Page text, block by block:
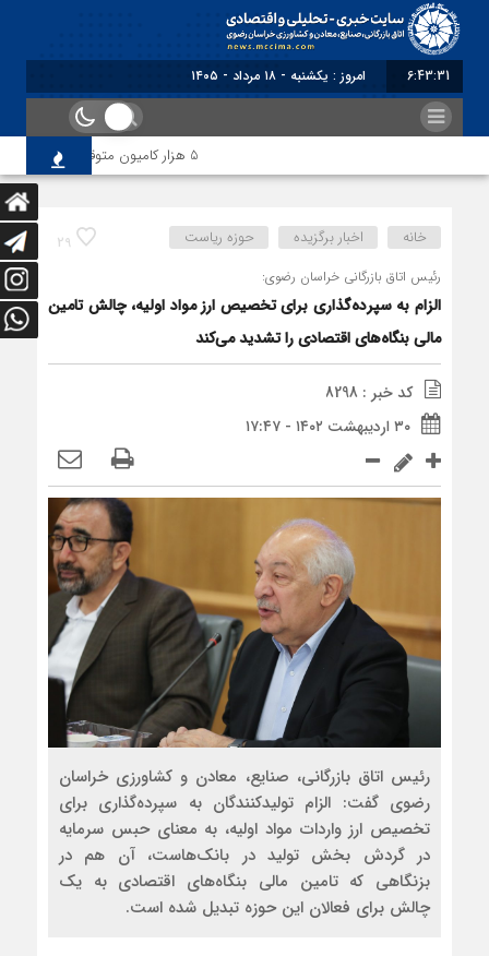
6:43:32 امروز : یکشنبه - ۱۸ مرداد - ۱۴۰۵
29 خانه اخبار برگزیده حوزه ریاست
رئیس اتاق بازرگانی خراسان رضوی:
الزام به سپرده‌گذاری برای تخصیص ارز مواد اولیه، چالش تامین
مالی بنگاه‌های اقتصادی را تشدید می‌کند
کد خبر : 8298
۳۰ اردیبهشت ۱۴۰۲ - ۱۷:۴۷
رئیس اتاق بازرگانی، صنایع، معادن و کشاورزی خراسان
رضوی گفت: الزام تولیدکنندگان به سپرده‌گذاری برای
تخصیص ارز واردات مواد اولیه، به معنای حبس سرمایه
در گردش بخش تولید در بانک‌هاست، آن هم در
بزنگاهی که تامین مالی بنگاه‌های اقتصادی به یک
چالش برای فعالان این حوزه تبدیل شده است.